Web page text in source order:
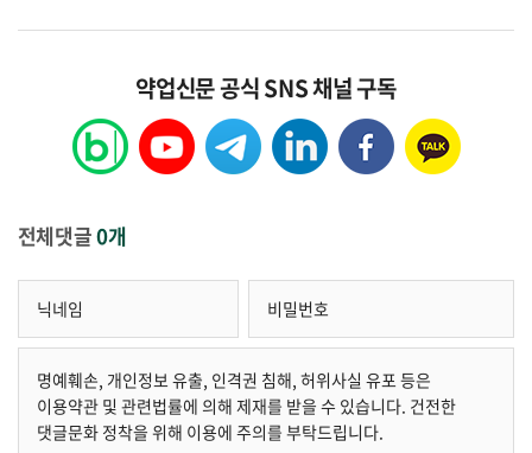
약업신문 공식 SNS 채널 구독
전체댓글0개